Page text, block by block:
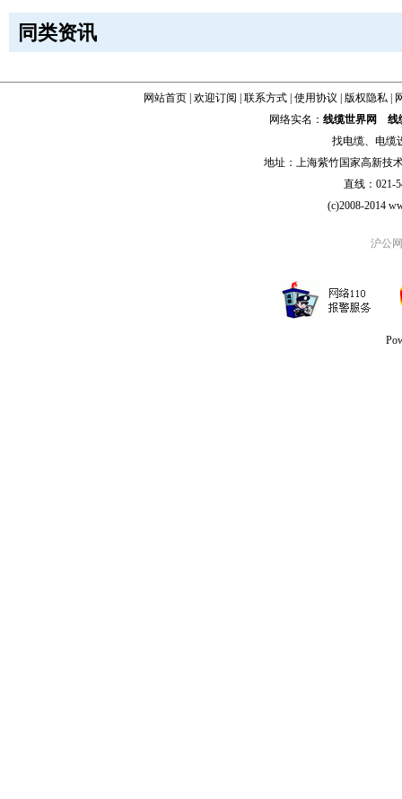
同类资讯
网站首页| 欢迎订阅 联系方式| 使用协议 版权隐私|
网络实名： 线缆世界网
线
找电缆、 电缆
地址：上海紫竹国家高新技
直线：021-
(c)2008-2014
沪公